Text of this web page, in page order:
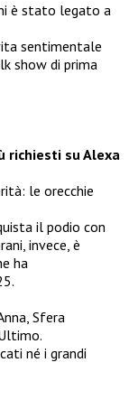
è stato legato a
sentimentale
show di prima
richiesti su Alexa
le orecchie
il podio con
invece, è
ha
Sfera
né i grandi